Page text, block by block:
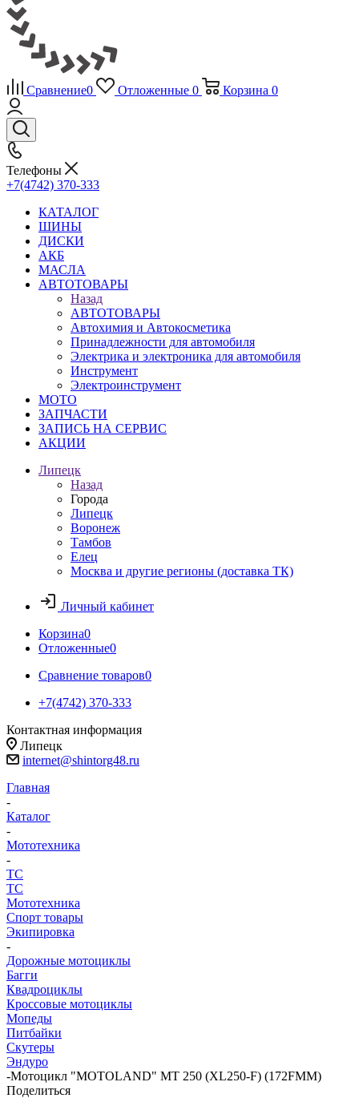
Сравнение0 Отложенные 0 Корзина 0
Телефоны
+7(4742) 370-333
КАТАЛОГ
ШИНЫ
ДИСКИ
АКБ
МАСЛА
АВТОТОВАРЫ
Назад
АВТОТОВАРЫ
Автохимия и Автокосметика
Принадлежности для автомобиля
Электрика и электроника для автомобиля
Инструмент
Электроинструмент
МОТО
ЗАПЧАСТИ
ЗАПИСЬ НА СЕРВИС
АКЦИИ
Липецк
Назад
Города
Липецк
Воронеж
Тамбов
Елец
Москва и другие регионы (доставка ТК)
Личный кабинет
Корзина0
Отложенные0
Сравнение товаров0
+7(4742) 370-333
Контактная информация
Липецк
internet@shintorg48.ru
Главная
-
Каталог
-
Мототехника
-
ТС
ТС
Мототехника
Спорт товары
Экипировка
-
Дорожные мотоциклы
Багги
Квадроциклы
Кроссовые мотоциклы
Мопеды
Питбайки
Скутеры
Эндуро
-Мотоцикл "MOTOLAND" MT 250 (XL250-F) (172FMM)
Поделиться